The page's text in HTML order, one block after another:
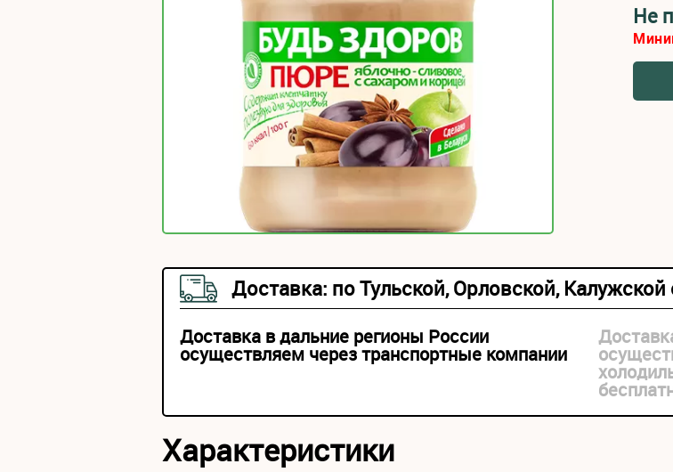
Не
Доставка: по Тульской, Орловской, Калужской
Доставка в дальние регионы России
осуществляем через транспортные компании
Характеристики